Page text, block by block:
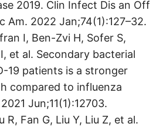
2019. Clin Infect Dis an Off
Am. 2022 Jan;74(1):127–32.
I, Ben-Zvi H, Sofer S,
et al. Secondary bacterial
19 patients is a stronger
compared to influenza
Jun;11(1):12703.
R, Fan G, Liu Y, Liu Z, et al.